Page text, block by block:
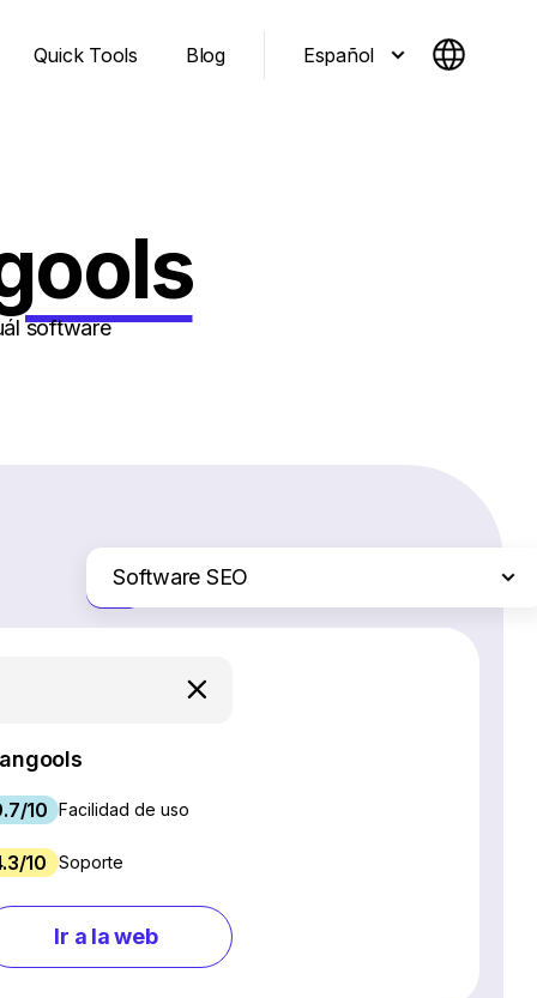
Quick Tools Blog Español
software
Software SEO
Servicios de hosting web
Chat en vivo y chatbots
Marketing por correo electrónico
Solo las diferencias
10 Facilidad de uso
10 Soporte
Ir a la web